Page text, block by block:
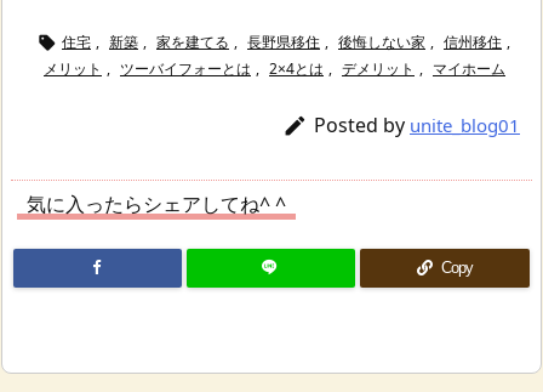
 住宅 , 新築 , 家を建てる , 長野県移住 , 後悔しない家 , 信州移住 ,
メリット , ツーバイフォーとは , 2×4とは , デメリット , マイホーム
 Posted by unite_blog01
気に入ったらシェアしてね^ ^
Copy